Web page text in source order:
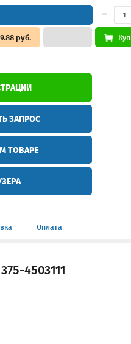
руб. –
ЗАПРОС
ТОВАРЕ
Оплата
4503111